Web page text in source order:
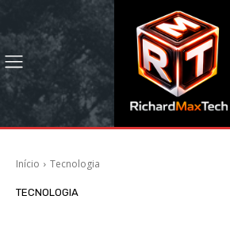
Início Tecnologia
TECNOLOGIA